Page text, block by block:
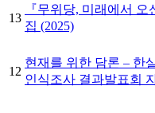
13
『무위당, 미래에서 오
집 (2025)
12
현재를 위한 담론 – 한
인식조사 결과발표회